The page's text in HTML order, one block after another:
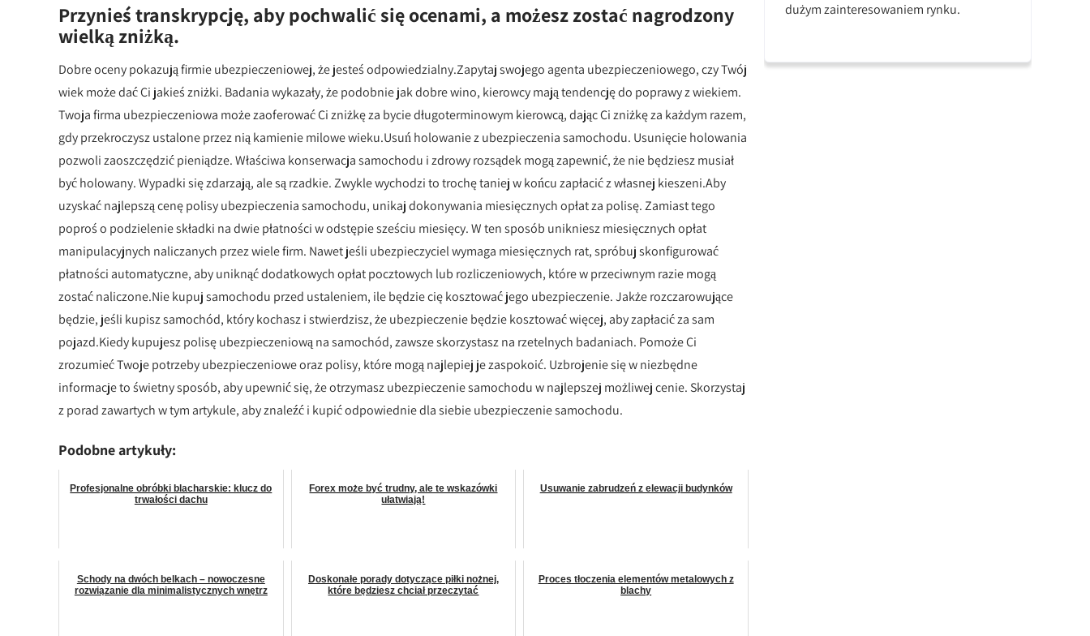
Przynieś transkrypcję, aby pochwalić się ocenami, a możesz zostać nagrodzony
wielką zniżką.
Dobre oceny pokazują firmie ubezpieczeniowej, że jesteś odpowiedzialny.Zapytaj swojego agenta ubezpieczeniowego, czy Twój
wiek może dać Ci jakieś zniżki. Badania wykazały, że podobnie jak dobre wino, kierowcy mają tendencję do poprawy z wiekiem.
Twoja firma ubezpieczeniowa może zaoferować Ci zniżkę za bycie długoterminowym kierowcą, dając Ci zniżkę za każdym razem,
gdy przekroczysz ustalone przez nią kamienie milowe wieku.Usuń holowanie z ubezpieczenia samochodu. Usunięcie holowania
pozwoli zaoszczędzić pieniądze. Właściwa konserwacja samochodu i zdrowy rozsądek mogą zapewnić, że nie będziesz musiał
być holowany. Wypadki się zdarzają, ale są rzadkie. Zwykle wychodzi to trochę taniej w końcu zapłacić z własnej kieszeni.Aby
uzyskać najlepszą cenę polisy ubezpieczenia samochodu, unikaj dokonywania miesięcznych opłat za polisę. Zamiast tego
poproś o podzielenie składki na dwie płatności w odstępie sześciu miesięcy. W ten sposób unikniesz miesięcznych opłat
manipulacyjnych naliczanych przez wiele firm. Nawet jeśli ubezpieczyciel wymaga miesięcznych rat, spróbuj skonfigurować
płatności automatyczne, aby uniknąć dodatkowych opłat pocztowych lub rozliczeniowych, które w przeciwnym razie mogą
zostać naliczone.Nie kupuj samochodu przed ustaleniem, ile będzie cię kosztować jego ubezpieczenie. Jakże rozczarowujące
będzie, jeśli kupisz samochód, który kochasz i stwierdzisz, że ubezpieczenie będzie kosztować więcej, aby zapłacić za sam
pojazd.Kiedy kupujesz polisę ubezpieczeniową na samochód, zawsze skorzystasz na rzetelnych badaniach. Pomoże Ci
zrozumieć Twoje potrzeby ubezpieczeniowe oraz polisy, które mogą najlepiej je zaspokoić. Uzbrojenie się w niezbędne
informacje to świetny sposób, aby upewnić się, że otrzymasz ubezpieczenie samochodu w najlepszej możliwej cenie. Skorzystaj
z porad zawartych w tym artykule, aby znaleźć i kupić odpowiednie dla siebie ubezpieczenie samochodu.
Podobne artykuły:
Profesjonalne obróbki blacharskie: klucz do
trwałości dachu
Forex może być trudny, ale te wskazówki
ułatwiają!
Usuwanie zabrudzeń z elewacji budynków
Schody na dwóch belkach – nowoczesne
rozwiązanie dla minimalistycznych wnętrz
Doskonałe porady dotyczące piłki nożnej,
które będziesz chciał przeczytać
Proces tłoczenia elementów metalowych z
blachy
dużym zainteresowaniem rynku.